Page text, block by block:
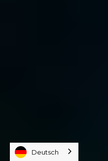
Deutsch